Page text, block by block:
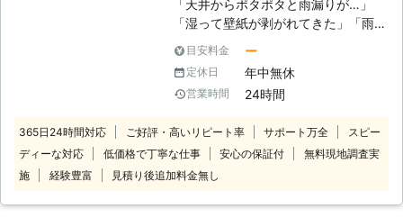
をおこなう会社です。地元福井は夏が
非常に暑く冬は豪雪に見舞われやすい
ため、屋根は常に過酷な環境にさらさ
れているといえます。 そんな環境に
耐え、家を守った瓦を大切にすること
が職人としての誇りです。 お客様が
仕上がりにご満足いただけるよう、お
住まいを守る屋根をしっかりと直すお
手伝いをぜひ株式会社ちひろかわらに
させてください。
「天井からポタポタと雨漏りが…」
「湿って壁紙が剥がれてきた」「雨が
降った後にカビ臭い」など。 雨漏り
修理110番は、このような雨漏りのお
悩みに対応させていただいておりま
す。 雨漏りは放っておくと、屋根を
しまいます。 雨漏りの疑わしい症状
があったら、すぐに専門の業者に見て
もらい早期解決しましょう。 早い段
で、雨漏りが改善され費用も少なくて
目安料金 ー
定休日 年中無休
営業時間 24時間
365日24時間対応 ご好評・高いリピート率 サポート万全
スピー
ディーな対応
低価格で丁寧な仕事 安心の保証付
無料現地調査実
施
経験豊富 見積り後追加料金無し